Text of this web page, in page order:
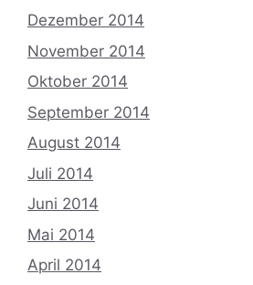
Dezember 2014
November 2014
Oktober 2014
September 2014
August 2014
Juli 2014
Juni 2014
Mai 2014
April 2014